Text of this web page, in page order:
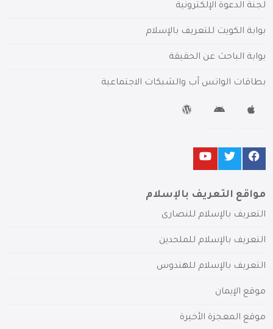
لجنة الدعوة الإلكترونية
بوابة الكويت للتعريف بالإسلام
بوابة الباحث عن الحقيقة
بطاقات الواتس آب والشبكات الاجتماعية
مواقع التعريف بالإسلام
التعريف بالإسلام للنصارى
التعريف بالإسلام للملحدين
التعريف بالإسلام للهندوس
موقع الإيمان
موقع المعجزة الأخيرة